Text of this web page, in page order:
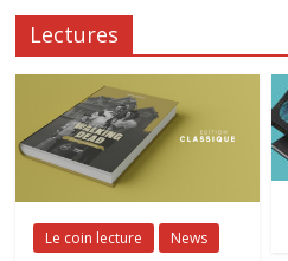
Lectures
Le coin lecture News